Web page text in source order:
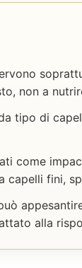
non a
tipo di
come
capelli fini,
alla